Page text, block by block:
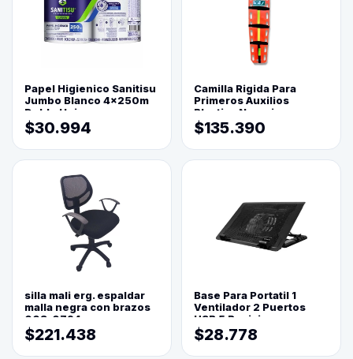
Papel Higienico Sanitisu
Jumbo Blanco 4x250m
Doble Hoja
$30.994
Camilla Rigida Para
Primeros Auxilios
Plastica Naranja
$135.390
silla mali erg. espaldar
malla negra con brazos
003-0794
$221.438
Base Para Portatil 1
Ventilador 2 Puertos
USB 5 Posiciones
$28.778